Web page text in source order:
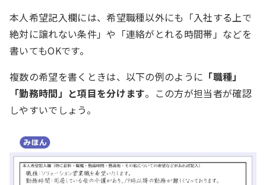
本人希望記入欄には、希望職種以外にも「入社する上で
絶対に譲れない条件」や「連絡がとれる時間帯」などを
書いてもOKです。
複数の希望を書くときは、以下の例のように 「職種」
「勤務時間」と項目を分けます。この方が担当者が確認
しやすいでしょう。